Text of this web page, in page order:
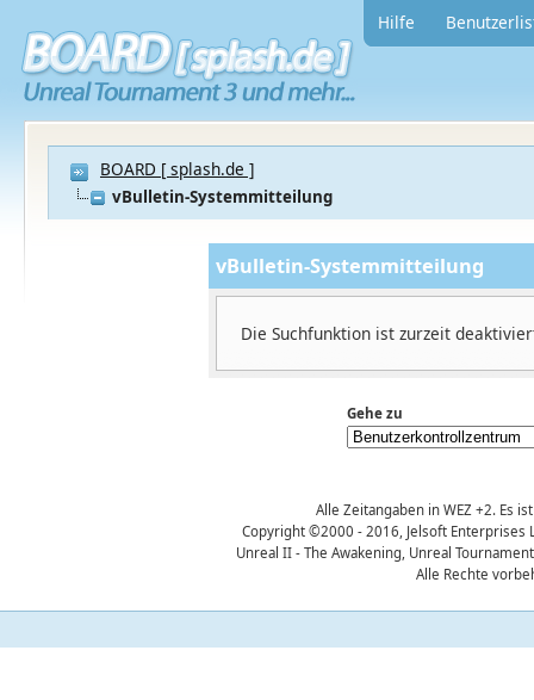
Hilfe
BOARD [ splash.de ]
vBulletin-Systemmitteilung
vBulletin-Systemmitteilung
Die Suchfunktion ist zurzeit
Gehe zu
Alle Zeitangaben in WEZ +2. Es
Copyright ©2000 - 2016, Jelsoft Enterprises
Unreal II - The Awakening, Unreal
Alle Rechte